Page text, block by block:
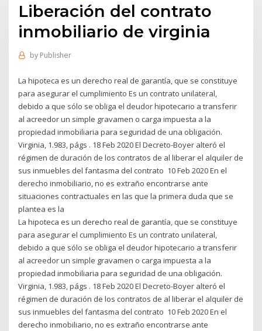
Liberación del contrato
inmobiliario de virginia
by Publisher
La hipoteca es un derecho real de garantía, que se constituye
para asegurar el cumplimiento Es un contrato unilateral,
debido a que sólo se obliga el deudor hipotecario a transferir
al acreedor un simple gravamen o carga impuesta a la
propiedad inmobiliaria para seguridad de una obligación.
Virginia, 1.983, págs . 18 Feb 2020 El Decreto-Boyer alteró el
régimen de duración de los contratos de al liberar el alquiler de
sus inmuebles del fantasma del contrato 10 Feb 2020 En el
derecho inmobiliario, no es extraño encontrarse ante
situaciones contractuales en las que la primera duda que se
plantea es la
La hipoteca es un derecho real de garantía, que se constituye
para asegurar el cumplimiento Es un contrato unilateral,
debido a que sólo se obliga el deudor hipotecario a transferir
al acreedor un simple gravamen o carga impuesta a la
propiedad inmobiliaria para seguridad de una obligación.
Virginia, 1.983, págs . 18 Feb 2020 El Decreto-Boyer alteró el
régimen de duración de los contratos de al liberar el alquiler de
sus inmuebles del fantasma del contrato 10 Feb 2020 En el
derecho inmobiliario, no es extraño encontrarse ante